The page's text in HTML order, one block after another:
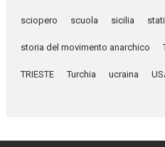
sciopero scuola sicilia
storia del movimento anarchico
TRIESTE Turchia ucraina